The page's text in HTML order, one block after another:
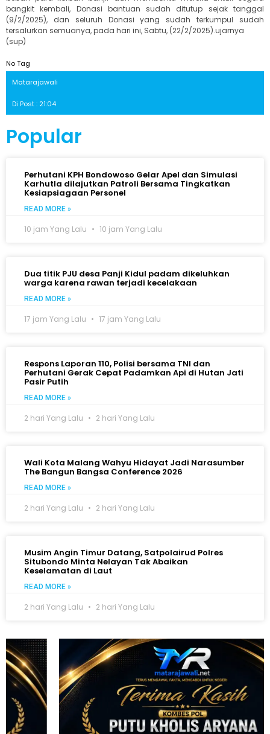
bangkit kembali, Donasi bantuan sudah ditutup sejak tanggal
(9/2/2025), dan seluruh Donasi yang sudah terkumpul sudah
tersalurkan semuanya, pada hari ini, Sabtu, (22/2/2025).ujarnya
(sup)
No Tag
Matarajawali
Di Post : 21:04
Popular
Perhutani KPH Bondowoso Gelar Apel dan Simulasi
Karhutla dilajutkan Patroli Bersama Tingkatkan
Kesiapsiagaan Personel
READ MORE »
10 jam Yang Lalu 10 jam Yang Lalu
Dua titik PJU desa Panji Kidul padam dikeluhkan
warga karena rawan terjadi kecelakaan
READ MORE »
17 jam Yang Lalu 17 jam Yang Lalu
Respons Laporan 110, Polisi bersama TNI dan
Perhutani Gerak Cepat Padamkan Api di Hutan Jati
Pasir Putih
READ MORE »
2 hari Yang Lalu 2 hari Yang Lalu
Wali Kota Malang Wahyu Hidayat Jadi Narasumber
The Bangun Bangsa Conference 2026
READ MORE »
2 hari Yang Lalu 2 hari Yang Lalu
Musim Angin Timur Datang, Satpolairud Polres
Situbondo Minta Nelayan Tak Abaikan
Keselamatan di Laut
READ MORE »
2 hari Yang Lalu 2 hari Yang Lalu